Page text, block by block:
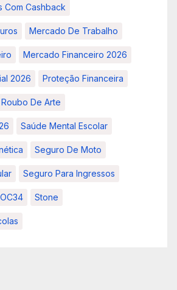
Com Cashback
Mercado De Trabalho
Mercado Financeiro 2026
2026 Proteção Financeira
Roubo De Arte
Saúde Mental Escolar
Seguro De Moto
Seguro Para Ingressos
Stone